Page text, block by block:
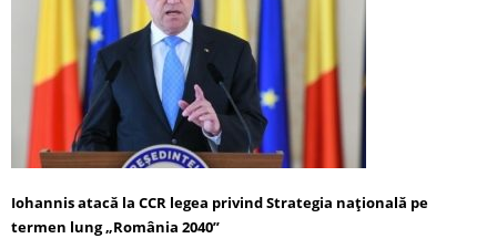
Iohannis atacă la CCR legea privind Strategia națională pe
termen lung „România 2040”